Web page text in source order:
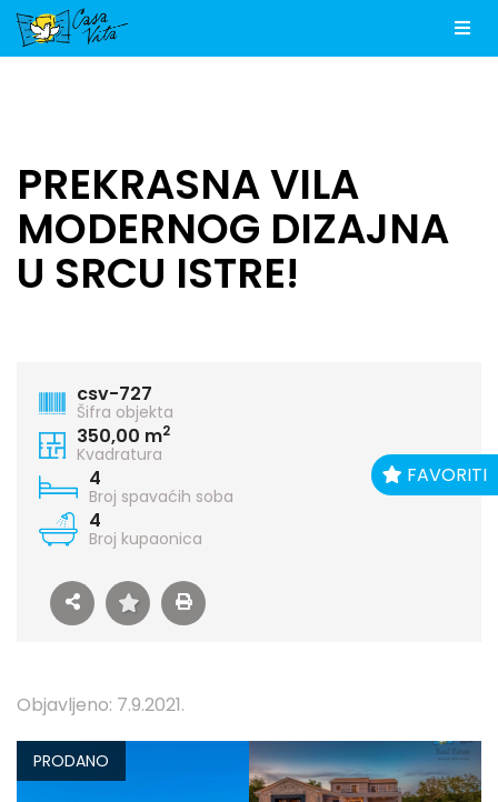
FAVORITI
PREKRASNA VILA
MODERNOG DIZAJNA
U SRCU ISTRE!
csv-727
Šifra objekta
350,00 m2
Kvadratura
4
Broj spavaćih soba
4
Broj kupaonica
Objavljeno: 7.9.2021.
PRODANO